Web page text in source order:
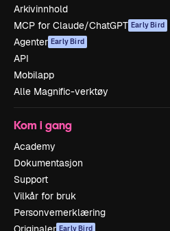
Arkivinnhold
MCP for Claude/ChatGPT Early Bird
Agenter Early Bird
API
Mobilapp
Alle Magnific-verktøy
Kom i gang
Academy
Dokumentasjon
Support
Vilkår for bruk
Personvernerklæring
Early Bird